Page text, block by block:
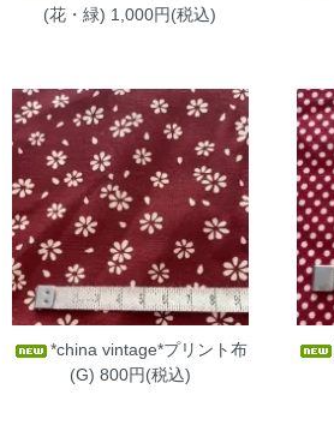
(花・緑) 1,000円(税込)
*china vintage*プリント布
(G) 800円(税込)